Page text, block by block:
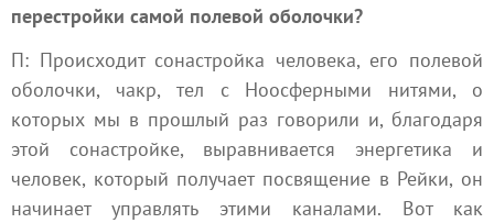
перестройки самой полевой оболочки?
П: Происходит сонастройка человека, его полевой
оболочки, чакр, тел с Ноосферными нитями, о
которых мы в прошлый раз говорили и, благодаря
этой сонастройке, выравнивается энергетика и
человек, который получает посвящение в Рейки, он
начинает управлять этими каналами. Вот как